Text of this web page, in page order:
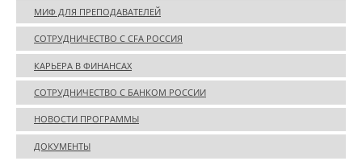
МИФ ДЛЯ ПРЕПОДАВАТЕЛЕЙ
СОТРУДНИЧЕСТВО С CFA РОССИЯ
КАРЬЕРА В ФИНАНСАХ
СОТРУДНИЧЕСТВО С БАНКОМ РОССИИ
НОВОСТИ ПРОГРАММЫ
ДОКУМЕНТЫ